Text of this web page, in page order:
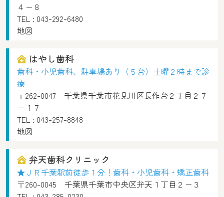
４ー８
TEL : 043-292-6480
地図
はやし歯科
歯科・小児歯科、駐車場あり（５台）土曜２時まで診
療
〒262-0047 千葉県千葉市花見川区長作台２丁目２７
ー１７
TEL : 043-257-8848
地図
弁天歯科クリニック
★ＪＲ千葉駅前徒歩１分！歯科・小児歯科・矯正歯科
〒260-0045 千葉県千葉市中央区弁天１丁目２ー３